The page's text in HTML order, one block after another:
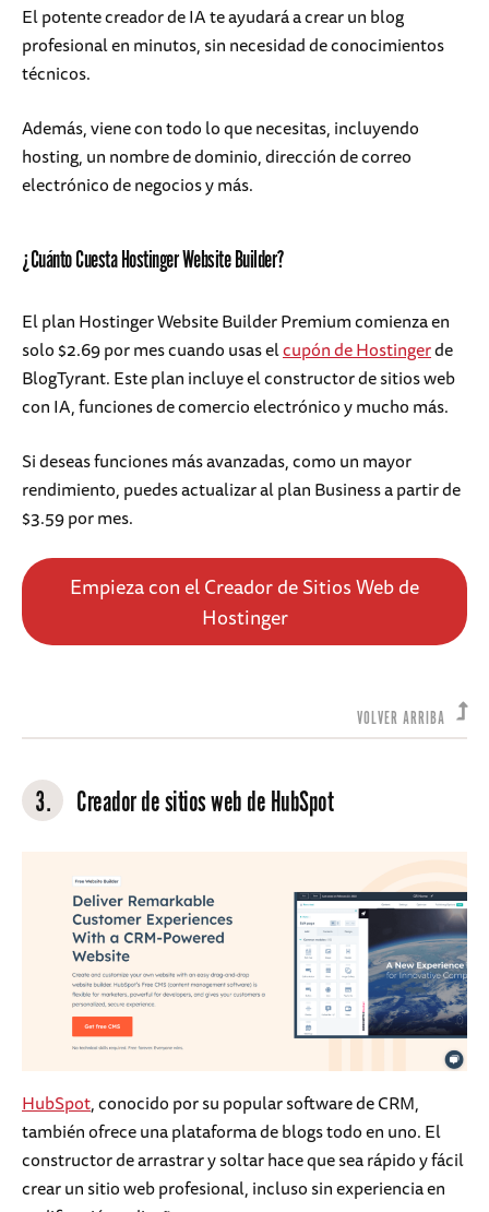
El potente creador de IA te ayudará a crear un blog
profesional en minutos, sin necesidad de conocimientos
técnicos.
Además, viene con todo lo que necesitas, incluyendo
hosting, un nombre de dominio, dirección de correo
electrónico de negocios y más.
¿Cuánto Cuesta Hostinger Website Builder?
El plan Hostinger Website Builder Premium comienza en
solo $2.69 por mes cuando usas elcupón de Hostingerde
BlogTyrant. Este plan incluye el constructor de sitios web
con IA, funciones de comercio electrónico y mucho más.
Si deseas funciones más avanzadas, como un mayor
rendimiento, puedes actualizar al plan Business a partir de
$3.59 por mes.
Empieza con el Creador de Sitios Web de
Hostinger
VOLVER ARRIBA
3. Creador de sitios web de HubSpot
HubSpot, conocido por su popular software de CRM,
también ofrece una plataforma de blogs todo en uno. El
constructor de arrastrar y soltar hace que sea rápido y fácil
crear un sitio web profesional, incluso sin experiencia en